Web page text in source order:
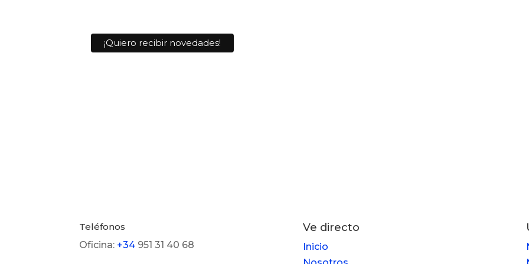
Teléfonos
Oficina: +34 951 31 40 68
Ve directo
Inicio